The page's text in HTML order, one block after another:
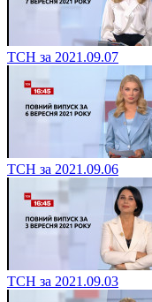
ТСН за 2021.09.07
ТСН за 2021.09.06
ТСН за 2021.09.03